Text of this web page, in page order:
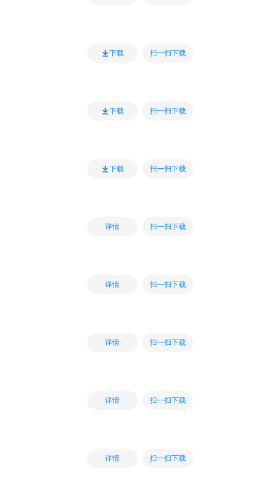
下载 扫一扫下载
下载 扫一扫下载
下载 扫一扫下载
详情 扫一扫下载
详情 扫一扫下载
详情 扫一扫下载
详情 扫一扫下载
详情 扫一扫下载